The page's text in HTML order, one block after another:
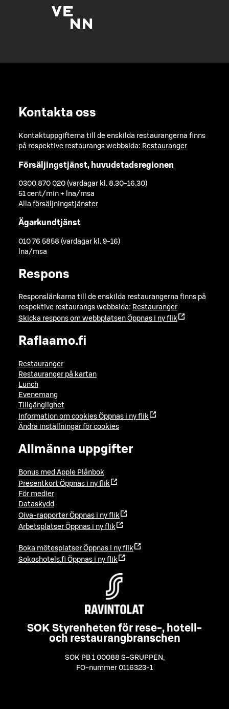
Kontakta oss
Kontaktuppgifterna till de enskilda restaurangerna finns
på respektive restaurangs webbsida: Restauranger
Försäljingstjänst, huvudstadsregionen
0300 870 020 (vardagar kl. 8.30-16.30)
51 cent/min + lna/msa
Alla försäljningstjänster
Ägarkundtjänst
010 76 5858 (vardagar kl. 9-16)
lna/msa
Respons
Responslänkarna till de enskilda restaurangerna finns på
respektive restaurangs webbsida: Restauranger
Skicka respons om webbplatsen Öppnas i ny flik
Raflaamo.fi
Restauranger
Restauranger på kartan
Lunch
Evenemang
Tillgänglighet
Information om cookies Öppnas i ny flik
Ändra inställningar för cookies
Allmänna uppgifter
Bonus med Apple Plånbok
Presentkort Öppnas i ny flik
För medier
Dataskydd
Oiva-rapporter Öppnas i ny flik
Arbetsplatser Öppnas i ny flik
Boka mötesplatser Öppnas i ny flik
Sokoshotels.fi Öppnas i ny flik
SOK Styrenheten för rese-, hotell-
och restaurangbranschen
SOK PB 1 00088 S-GRUPPEN ,
FO-nummer 0116323-1